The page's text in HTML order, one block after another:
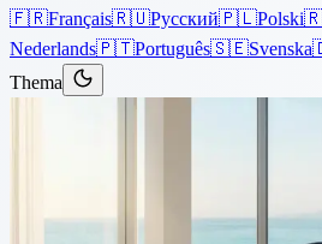
🇫🇷Français🇷🇺Русский🇵🇱Polski
Nederlands🇵🇹Português🇸🇪Svenska
Thema
Memorandum en